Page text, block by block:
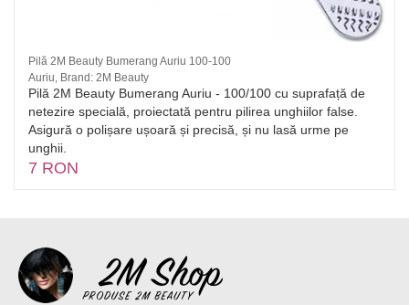
Pilă 2M Beauty Bumerang Auriu 100-100
Auriu, Brand: 2M Beauty
Pilă 2M Beauty Bumerang Auriu - 100/100 cu suprafață de
netezire specială, proiectată pentru pilirea unghiilor false.
Asigură o polișare ușoară și precisă, și nu lasă urme pe
unghii.
7 RON